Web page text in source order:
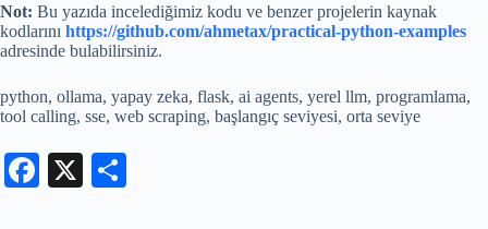
Not: Bu yazıda incelediğimiz kodu ve benzer projelerin kaynak
kodlarını https://github.com/ahmetax/practical-python-examples
adresinde bulabilirsiniz.
python, ollama, yapay zeka, flask, ai agents, yerel llm, programlama,
tool calling, sse, web scraping, başlangıç seviyesi, orta seviye
Fa
X